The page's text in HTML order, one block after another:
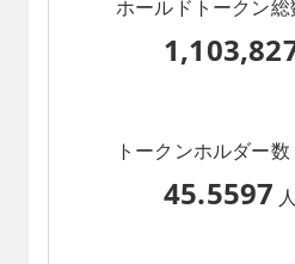
ホールドトークン総
トークンホルダー数
45.5597 人